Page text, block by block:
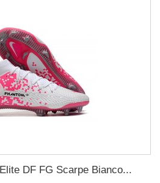
DF FG Scarpe Bianco...